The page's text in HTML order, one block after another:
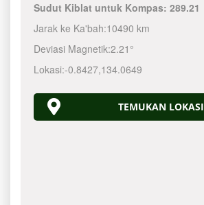
Sudut Kiblat untuk Kompas:289.21
Jarak ke Ka'bah:10490 km
Deviasi Magnetik:2.21°
Lokasi:-0.8427,134.0650
TEMUKAN LOKASI